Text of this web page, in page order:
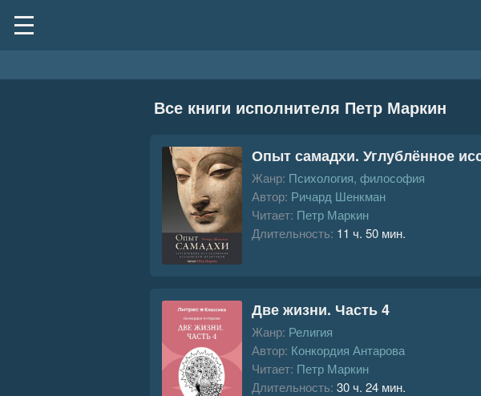
Все книги исполнителя Петр Маркин
Опыт самадхи. Углублённое
Жанр: Психология, философия
Автор: Ричард Шенкман
Читает: Петр Маркин
Длительность: 11 ч. 50 мин.
Две жизни. Часть 4
Жанр: Религия
Автор: Конкордия Антарова
Читает: Петр Маркин
Длительность: 30 ч. 24 мин.